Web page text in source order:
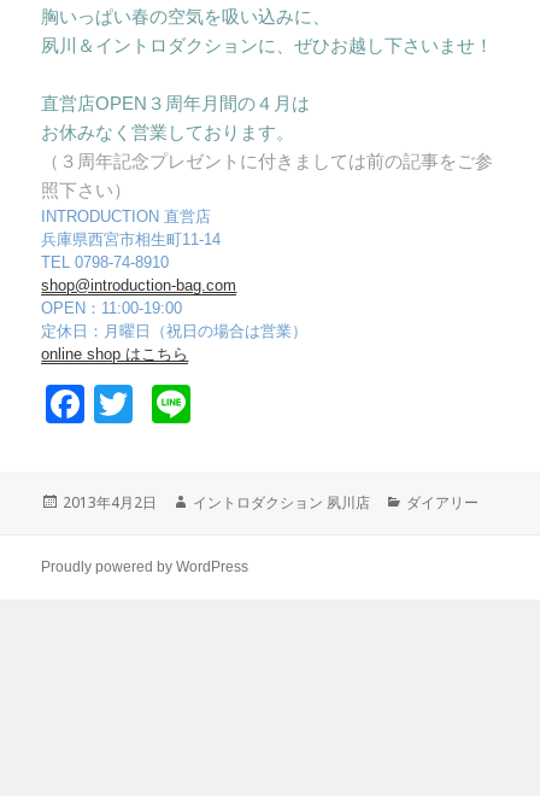
胸いっぱい春の空気を吸い込みに、
夙川＆イントロダクションに、ぜひお越し下さいませ！
直営店OPEN３周年月間の４月は
お休みなく営業しております。
（３周年記念プレゼントに付きましては前の記事をご参
照下さい）
INTRODUCTION 直営店
兵庫県西宮市相生町11-14
TEL 0798-74-8910
shop@introduction-bag.com
OPEN：11:00-19:00
定休日：月曜日（祝日の場合は営業）
online shop はこちら
F
e
b
T
er
投
2013年4月2日
作
イントロダクション 夙川店
カ
ダイアリー
Proudly powered by WordPress